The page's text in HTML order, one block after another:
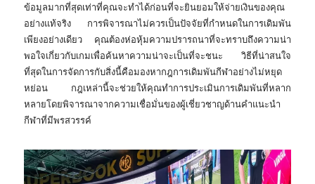
ข้อมูลมากที่สุดเท่าที่คุณจะทำได้ก่อนที่จะยินยอมให้จ่ายเงินของคุณ
อย่างแท้จริง การพิจารณาไม่ควรเป็นปัจจัยที่กำหนดในการเดิมพัน
เพียงอย่างเดียว คุณต้องห่อหุ้มความปรารถนาที่จะทราบถึงความน่า
พอใจเกี่ยวกับเกมเพื่อค้นหาความน่าจะเป็นที่จะชนะ วิธีที่น่าสนใจ
ที่สุดในการจัดการกับสิ่งนี้คือมองหากฎการเดิมพันกีฬาอย่างไม่หยุด
หย่อน กฎเหล่านี้จะช่วยให้คุณทำการประเมินการเดิมพันที่หลาก
หลายโดยพิจารณาจากความเชื่อมั่นของผู้เชี่ยวชาญด้านคำแนะนำ
กีฬาที่มีพรสวรรค์